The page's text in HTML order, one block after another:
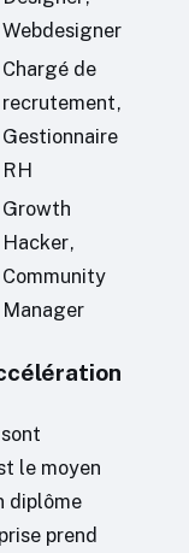
Webdesigner
Chargé de
recrutement,
Gestionnaire
RH
Growth
Hacker,
Community
Manager
le moyen
diplôme
prend